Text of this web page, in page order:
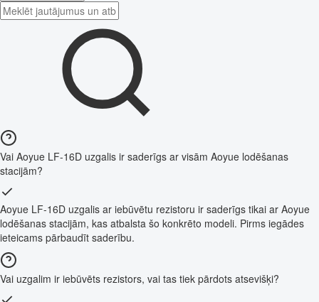
Vai Aoyue LF-16D uzgalis ir saderīgs ar visām Aoyue lodēšanas
stacijām?
Aoyue LF-16D uzgalis ar iebūvētu rezistoru ir saderīgs tikai ar Aoyue
lodēšanas stacijām, kas atbalsta šo konkrēto modeli. Pirms iegādes
ieteicams pārbaudīt saderību.
Vai uzgalim ir iebūvēts rezistors, vai tas tiek pārdots atsevišķi?